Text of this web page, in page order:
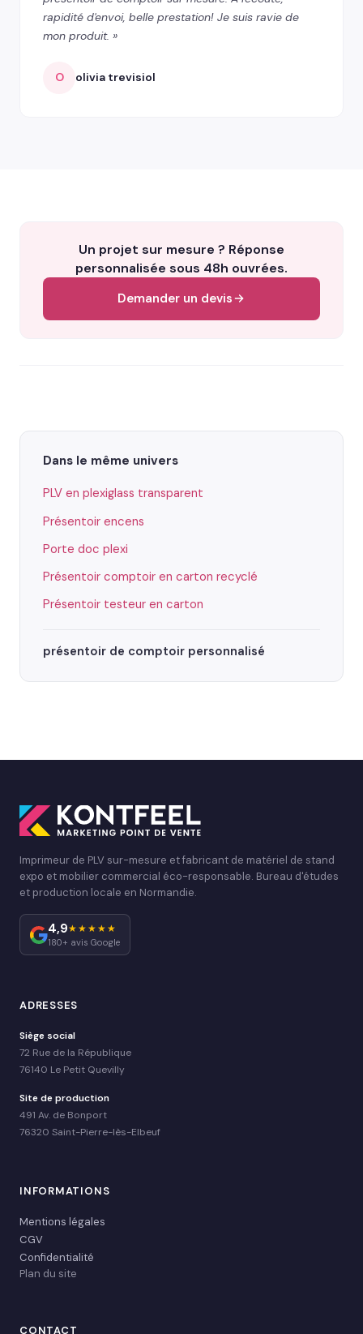
rapidité d'envoi, belle prestation! Je suis ravie de
mon produit. »
O olivia trevisiol
Un projet sur mesure ? Réponse
personnalisée sous 48h ouvrées.
Demander un devis
Dans le même univers
PLV en plexiglass transparent
Présentoir encens
Porte doc plexi
Présentoir comptoir en carton recyclé
Présentoir testeur en carton
présentoir de comptoir personnalisé
Imprimeur de PLV sur-mesure et fabricant de matériel de stand
expo et mobilier commercial éco-responsable. Bureau d'études
et production locale en Normandie.
4,9★★★★★
180+ avis Google
ADRESSES
Siège social
72 Rue de la République
76140 Le Petit Quevilly
Site de production
491 Av. de Bonport
76320 Saint-Pierre-lès-Elbeuf
INFORMATIONS
Mentions légales
CGV
Confidentialité
Plan du site
CONTACT